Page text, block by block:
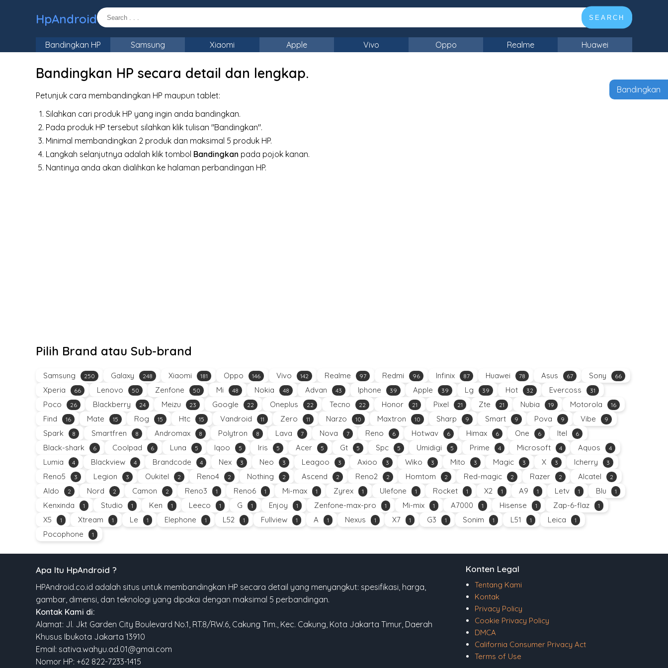
HpAndroid SEARCH
Bandingkan HP Samsung Xiaomi Apple Vivo Oppo Realme Huawei
Bandingkan HP secara detail dan lengkap.
Petunjuk cara membandingkan HP maupun tablet:
Silahkan cari produk HP yang ingin anda bandingkan.
Pada produk HP tersebut silahkan klik tulisan "Bandingkan".
Minimal membandingkan 2 produk dan maksimal 5 produk HP.
Langkah selanjutnya adalah klik tombol Bandingkan pada pojok kanan.
Nantinya anda akan dialihkan ke halaman perbandingan HP.
Pilih Brand atau Sub-brand
Samsung 250 Galaxy 248 Xiaomi 181 Oppo 146 Vivo 142 Realme 97 Redmi 96 Infinix 87 Huawei 78 Asus 67 Sony 66
Xperia 66 Lenovo 50 Zenfone 50 Mi 48 Nokia 48 Advan 43 Iphone 39 Apple 39 Lg 39 Hot 32 Evercoss 31
Poco 26 Blackberry 24 Meizu 23 Google 22 Oneplus 22 Tecno 22 Honor 21 Pixel 21 Zte 21 Nubia 19 Motorola 16
Find 16 Mate 15 Rog 15 Htc 15 Vandroid 11 Zero 11 Narzo 10 Maxtron 10 Sharp 9 Smart 9 Pova 9 Vibe 9
Spark 8 Smartfren 8 Andromax 8 Polytron 8 Lava 7 Nova 7 Reno 6 Hotwav 6 Himax 6 One 6 Itel 6
Black-shark 6 Coolpad 6 Luna 5 Iqoo 5 Iris 5 Acer 5 Gt 5 Spc 5 Umidigi 5 Prime 4 Microsoft 4 Aquos 4
Lumia 4 Blackview 4 Brandcode 4 Nex 3 Neo 3 Leagoo 3 Axioo 3 Wiko 3 Mito 3 Magic 3 X 3 Icherry 3
Reno5 3 Legion 3 Oukitel 2 Reno4 2 Nothing 2 Ascend 2 Reno2 2 Homtom 2 Red-magic 2 Razer 2 Alcatel 2
Aldo 2 Nord 2 Camon 2 Reno3 1 Reno6 1 Mi-max 1 Zyrex 1 Ulefone 1 Rocket 1 X2 1 A9 1 Letv 1 Blu 1
Kenxinda 1 Studio 1 Ken 1 Leeco 1 G 1 Enjoy 1 Zenfone-max-pro 1 Mi-mix 1 A7000 1 Hisense 1 Zap-6-flaz 1
X5 1 Xtream 1 Le 1 Elephone 1 L52 1 Fullview 1 A 1 Nexus 1 X7 1 G3 1 Sonim 1 L51 1 Leica 1
Pocophone 1
Apa Itu HpAndroid ?
HPAndroid.co.id adalah situs untuk membandingkan HP secara detail yang menyangkut: spesifikasi, harga,
gambar, dimensi, dan teknologi yang dipakai dengan maksimal 5 perbandingan.
Kontak Kami di:
Alamat: Jl. Jkt Garden City Boulevard No.1, RT.8/RW.6, Cakung Tim., Kec. Cakung, Kota Jakarta Timur, Daerah
Khusus Ibukota Jakarta 13910
Email: sativa.wahyu.ad.01@gmai.com
Nomor HP: +62 822-7233-1415
Konten Legal
Tentang Kami
Kontak
Privacy Policy
Cookie Privacy Policy
DMCA
California Consumer Privacy Act
Terms of Use
Bandingkan